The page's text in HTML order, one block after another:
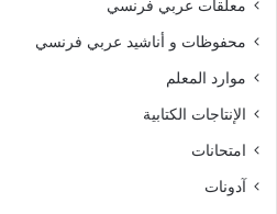
معلقات عربي فرنسي
محفوظات و أناشيد عربي فرنسي
موارد المعلم
الإنتاجات الكتابية
امتحانات
آدونات